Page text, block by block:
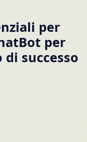
per
per
di successo